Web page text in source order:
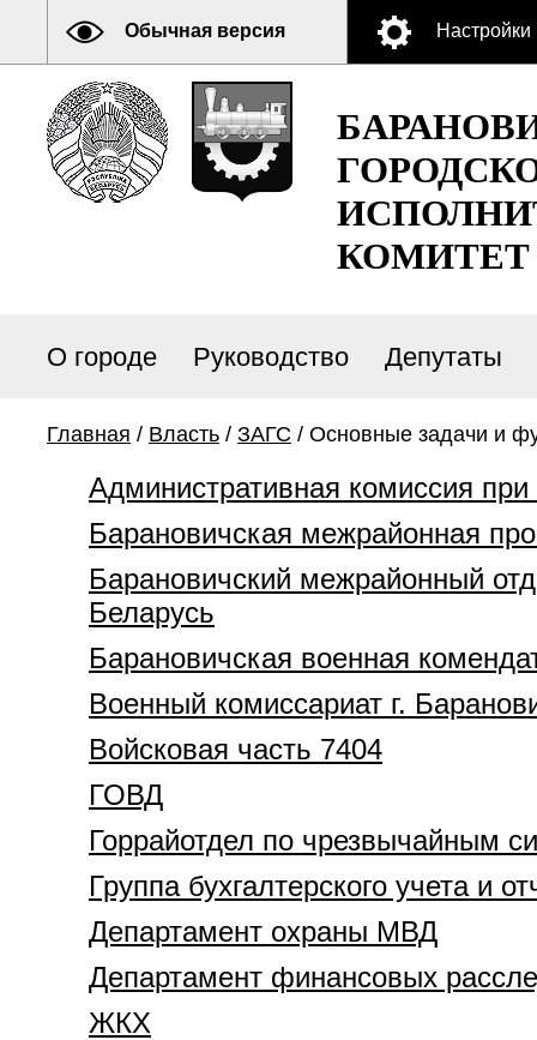
Обычная версия Настройки
КОМИТЕТ
О городе Руководство Депутаты
Главная / Власть / ЗАГС / Основные задачи и
Административная комиссия
Барановичская межрайонная
Барановичский межрайонный
Беларусь
Барановичская военная
Военный комиссариат г.
Войсковая часть 7404
ГОВД
Горрайотдел по чрезвычайным
Группа бухгалтерского учета и
Департамент охраны МВД
Департамент финансовых
ЖКХ